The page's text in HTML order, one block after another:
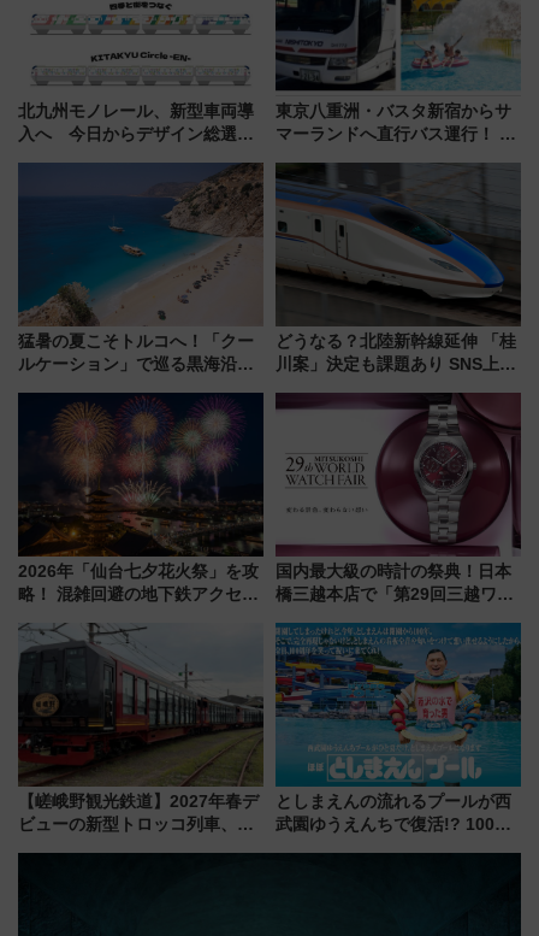
北九州モノレール、新型車両導
入へ 今日からデザイン総選挙
東京八重洲・バスタ新宿からサ
マーランドへ直行バス運行！ お
推し活を楽しもう！（2026年
8/1～31）
猛暑の夏こそトルコへ！「クー
ルケーション」で巡る黒海沿岸
連検索数が前年比237％増、ナ
ショジオも認める『2026年に訪
れるべき世界の旅先』
どうなる？北陸新幹線延伸 「桂
川案」決定も課題あり SNS上の
2026年「仙台七夕花火祭」を攻
略！ 混雑回避の地下鉄アクセス
火前に楽しむ仙台観光ルートま
で解説！
国内最大級の時計の祭典！日本
橋三越本店で「第29回三越ワー
【2026年8月5日～25日】
【嵯峨野観光鉄道】2027年春デ
ビューの新型トロッコ列車、い
としまえんの流れるプールが西
武園ゆうえんちで復活!? 100周